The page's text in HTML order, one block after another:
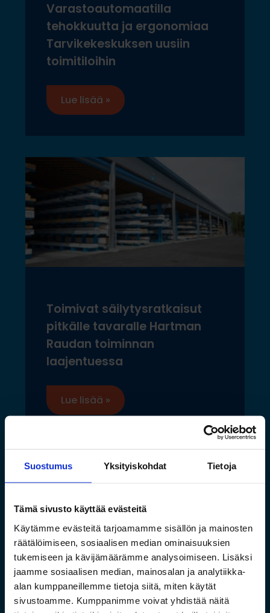
Suostumus Yksityiskohdat Tietoja
Tämä sivusto käyttää evästeitä
Käytämme evästeitä tarjoamamme sisällön ja mainosten
räätälöimiseen, sosiaalisen median ominaisuuksien
tukemiseen ja kävijämäärämme analysoimiseen. Lisäksi
jaamme sosiaalisen median, mainosalan ja analytiikka-
alan kumppaneillemme tietoja siitä, miten käytät
sivustoamme. Kumppanimme voivat yhdistää näitä
Varastoautomaatilla
tehokkuutta ja ergonomiaa
Tarvikekeskuksen uusiin
toimitiloihin
Lue lisää »
Toimivat säilytysratkaisut
pitkälle tavaralle Hartman
Raudan toiminnan
laajentuessa
Lue lisää »
Saamelaismuseon ja